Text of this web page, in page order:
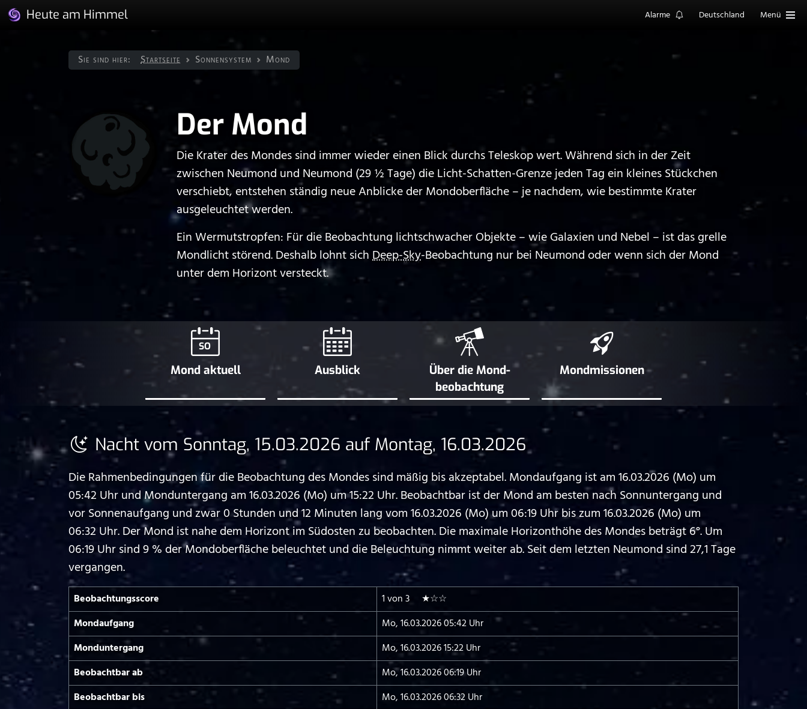
Heute am Himmel Alarme Deutschland Menü
Sie sind hier: Startseite Sonnen­system Mond
Der Mond
Die Krater des Mondes sind immer wieder einen Blick durchs Teleskop wert. Während sich in der Zeit
zwischen Neumond und Neumond (29 ½ Tage) die Licht-Schatten-Grenze jeden Tag ein kleines Stückchen
verschiebt, entstehen ständig neue Anblicke der Mondoberfläche – je nachdem, wie bestimmte Krater
ausgeleuchtet werden.
Ein Wermutstropfen: Für die Beobachtung lichtschwacher Objekte – wie Galaxien und Nebel – ist das grelle
Mondlicht störend. Deshalb lohnt sichDeep-Sky-Beobachtung nur bei Neumond oder wenn sich der Mond
unter dem Horizont versteckt.
SO
Mond aktuell Ausblick
Über die Mond­
beobachtung
Mond­missionen
Nacht vom Sonntag, 15.03.2026 auf Montag, 16.03.2026
Die Rahmenbedingungen für die Beobachtung des Mondes sind mäßig bis akzeptabel. Mondaufgang ist am 16.03.2026 (Mo) um
05:42 Uhr und Monduntergang am 16.03.2026 (Mo) um 15:22 Uhr. Beobachtbar ist der Mond am besten nach Sonnuntergang und
vor Sonnenaufgang und zwar 0 Stunden und 12 Minuten lang vom 16.03.2026 (Mo) um 06:19 Uhr bis zum 16.03.2026 (Mo) um
06:32 Uhr. Der Mond ist nahe dem Horizont im Südosten zu beobachten. Die maximale Horizonthöhe des Mondes beträgt 6°. Um
06:19 Uhr sind 9 % der Mondoberfläche beleuchtet und die Beleuchtung nimmt weiter ab. Seit dem letzten Neumond sind 27,1 Tage
vergangen.
Beobachtungs­score
1 von 3 ★☆☆
Mond­aufgang
Mo, 16.03.2026 05:42 Uhr
Mond­untergang
Mo, 16.03.2026 15:22 Uhr
Beobachtbar ab
Mo, 16.03.2026 06:19 Uhr
Beobachtbar bis
Mo, 16.03.2026 06:32 Uhr